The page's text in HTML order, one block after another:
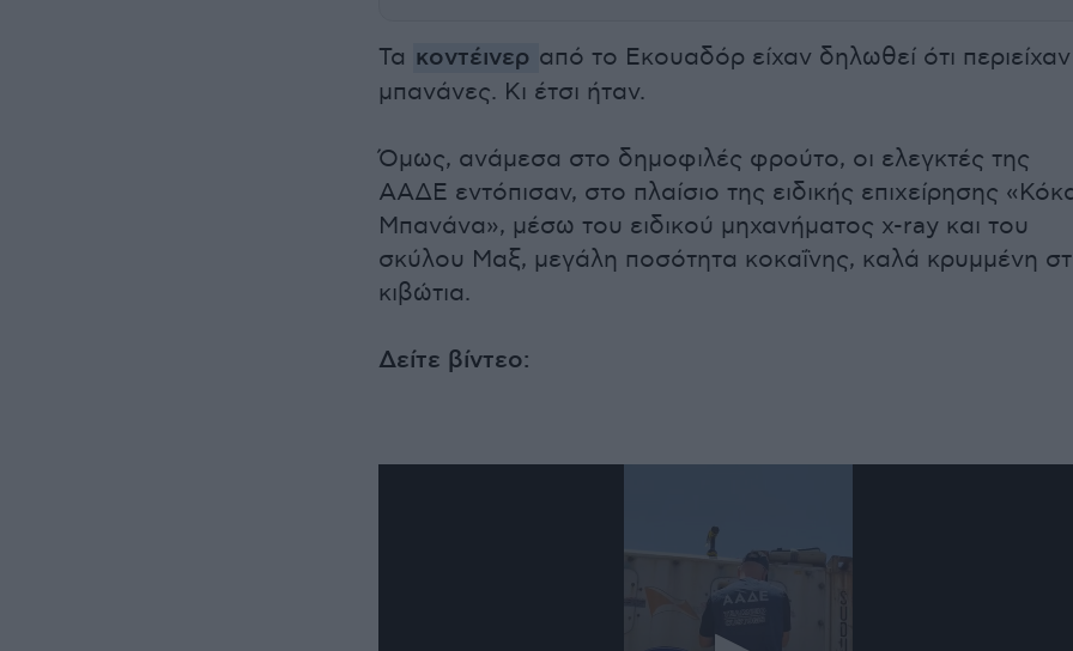
Τα κοντέινερ από το Εκουαδόρ είχαν δηλωθεί ότι περιείχαν
μπανάνες. Κι έτσι ήταν.
Όμως, ανάμεσα στο δημοφιλές φρούτο, οι ελεγκτές της
ΑΑΔΕ εντόπισαν, στο πλαίσιο της ειδικής επιχείρησης
Μπανάνα», μέσω του ειδικού μηχανήματος x-ray και του
σκύλου Μαξ, μεγάλη ποσότητα κοκαΐνης, καλά κρυμμένη
κιβώτια.
Δείτε βίντεο: